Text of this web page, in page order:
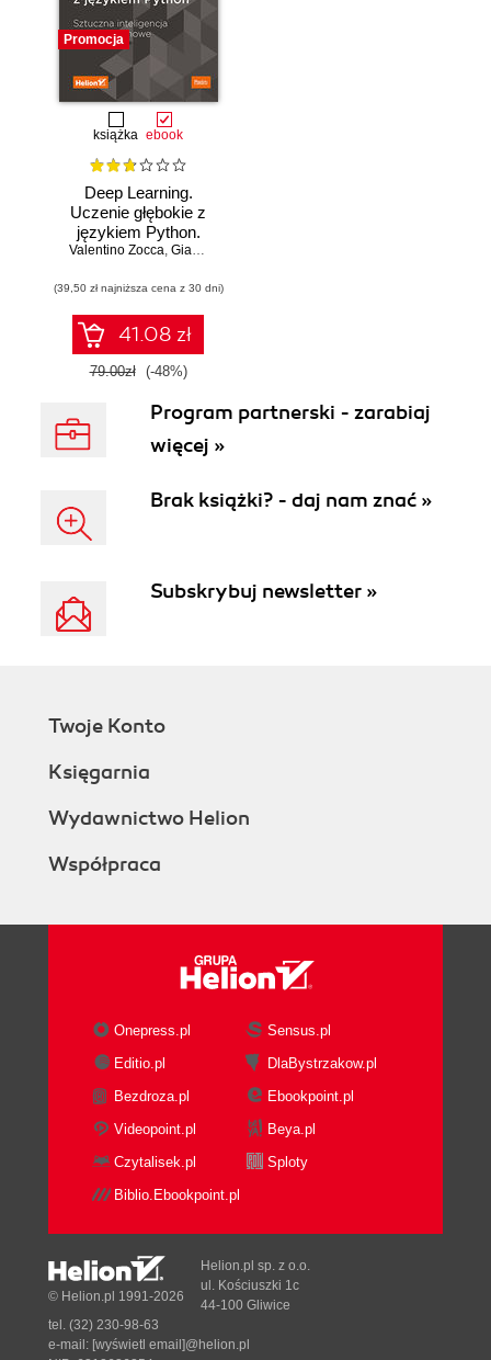
Promocja
książka ebook
Deep Learning.
Uczenie głębokie z
językiem Python.
Sztuczna
neuronowe
Valentino Zocca, Gianmario Spacagna
(39,50 zł najniższa cena z 30 dni)
41.08 zł
79.00zł (-48%)
Program partnerski - zarabiaj
więcej »
Brak książki? - daj nam znać »
Subskrybuj newsletter »
Twoje Konto
Księgarnia
Wydawnictwo Helion
Współpraca
Onepress.pl
Sensus.pl
Editio.pl
DlaBystrzakow.pl
Bezdroza.pl
Ebookpoint.pl
Videopoint.pl
Beya.pl
Czytalisek.pl
Sploty
Biblio.Ebookpoint.pl
© Helion.pl 1991-2026
Helion.pl sp. z o.o.
ul. Kościuszki 1c
44-100 Gliwice
tel. (32) 230-98-63
e-mail: [wyświetl email]@helion.pl